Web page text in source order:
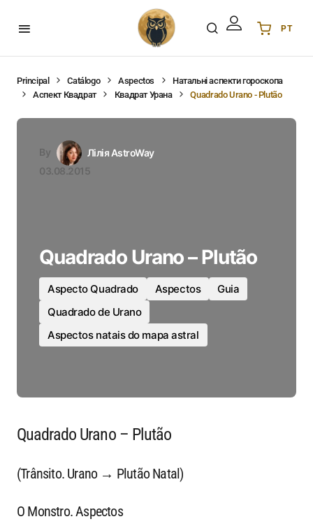
PT
DE Deutsch
PL Polski
Principal Catálogo Aspectos
Натальні аспекти гороскопа
Аспект Квадрат
Квадрат Урана Quadrado Urano - Plutão
By
Лілія AstroWay
03.08.2015
Quadrado Urano – Plutão
Aspecto Quadrado Aspectos
Guia
Quadrado de Urano
Aspectos natais do mapa astral
Quadrado Urano – Plutão
(Trânsito. Urano → Plutão Natal)
O Monstro. Aspectos